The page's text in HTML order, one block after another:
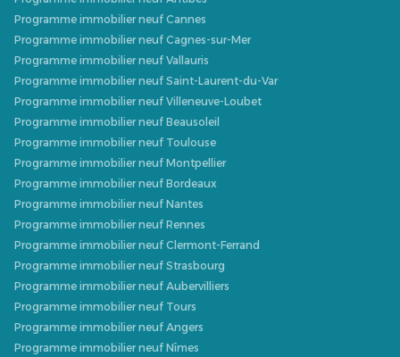
Programme immobilier neuf Cannes
Programme immobilier neuf Cagnes-sur-Mer
Programme immobilier neuf Vallauris
Programme immobilier neuf Saint-Laurent-du-Var
Programme immobilier neuf Villeneuve-Loubet
Programme immobilier neuf Beausoleil
Programme immobilier neuf Toulouse
Programme immobilier neuf Montpellier
Programme immobilier neuf Bordeaux
Programme immobilier neuf Nantes
Programme immobilier neuf Rennes
Programme immobilier neuf Clermont-Ferrand
Programme immobilier neuf Strasbourg
Programme immobilier neuf Aubervilliers
Programme immobilier neuf Tours
Programme immobilier neuf Angers
Programme immobilier neuf Nîmes